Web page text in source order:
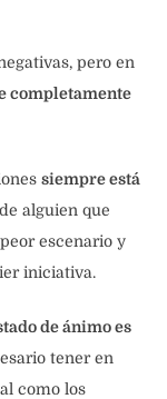
pero en
completamente
siempre está
alguien que
escenario y
iniciativa.
de ánimo es
tener en
como los